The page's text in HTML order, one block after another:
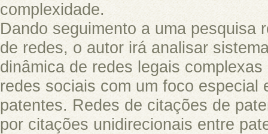
complexidade.
Dando seguimento a uma pesquisa
de redes, o autor irá analisar
dinâmica de redes legais
redes sociais com um foco especial
patentes. Redes de citações de
por citações unidirecionais entre